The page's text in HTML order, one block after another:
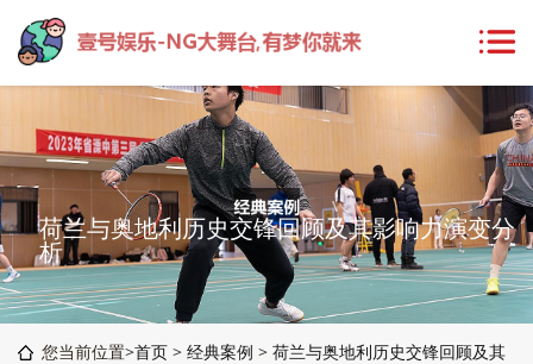
荷兰与奥地利历史交锋回顾及其影响力演变分
析
您当前位置>首页 > 经典案例 > 荷兰与奥地利历史交锋回顾及其